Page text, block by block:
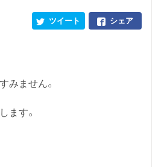
シェア
ツイート
みません。
ます。